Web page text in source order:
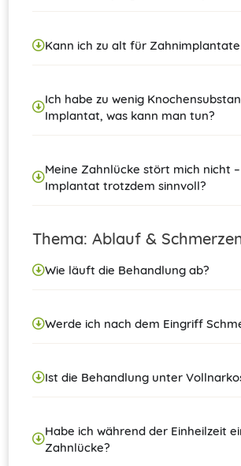
Kann ich zu alt für Zahnimplantate
Ich habe zu wenig
Implantat, was kann man tun?
Meine Zahnlücke stört mich nicht
Implantat trotzdem sinnvoll?
Thema: Ablauf &
Wie läuft die Behandlung ab?
Werde ich nach dem Eingriff
Ist die Behandlung unter
Habe ich während der Einheilzeit
Zahnlücke?